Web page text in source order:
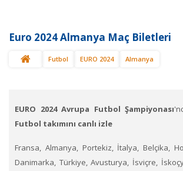
Mekanlar
Diğer
SAT
Euro 2024 Almanya Maç Biletleri
Futbol EURO 2024 Almanya
EURO 2024 Avrupa Futbol Şampiyonası
Futbol takımını canlı izle
Fransa, Almanya, Portekiz, İtalya, Belçika,
Danimarka, Türkiye, Avusturya, İsviçre,